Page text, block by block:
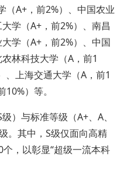
（A+，前2%）、中国农业
学（A+，前2%）、南昌
学（A+，前2%）、中国
林科技大学（A，前1
、上海交通大学（A，前1
）等。
）与标准等级（A+、A、
。其中，S级仅面向高精
，以彰显“超级一流本科